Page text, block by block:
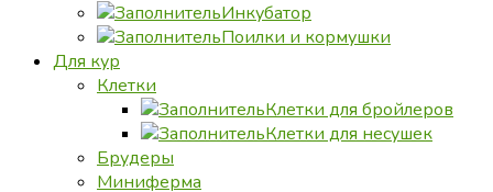
Инкубатор
Поилки и кормушки
Для кур
Клетки
Клетки для бройлеров
Клетки для несушек
Брудеры
Миниферма